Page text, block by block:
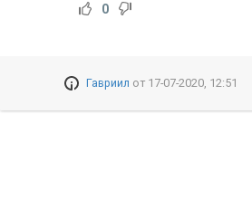
0
Гавриил от 17-07-2020, 12:51